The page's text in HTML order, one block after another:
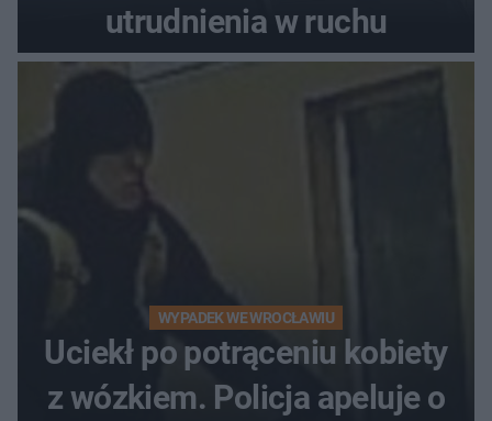
utrudnienia w ruchu
WYPADEK WE WROCŁAWIU
Uciekł po potrąceniu kobiety
z wózkiem. Policja apeluje o